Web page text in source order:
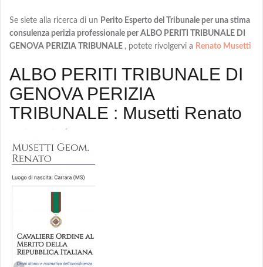
Se siete alla ricerca di un Perito Esperto del Tribunale per una stima
consulenza perizia professionale per ALBO PERITI TRIBUNALE DI
GENOVA PERIZIA TRIBUNALE , potete rivolgervi a Renato Musetti
ALBO PERITI TRIBUNALE DI
GENOVA PERIZIA
TRIBUNALE : Musetti Renato